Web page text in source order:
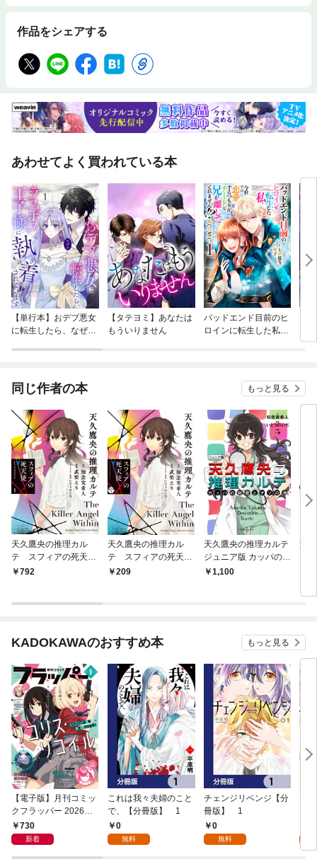
作品をシェアする
あわせてよく買われている本
【単行本】おデブ悪女
に転生したら、なぜか
【タテヨミ】あなたは
もういりません
バッドエンド目前のヒ
ロインに転生した私、
同じ作者の本 もっと見る
天久鷹央の推理カル
テ スフィアの死天使
（１）
792
天久鷹央の推理カル
テ スフィアの死天
使 分冊版（１）
209
天久鷹央の推理カルテ
ジュニア版 カッパの秘
密とナゾの池
1,100
涼
KADOKAWAのおすすめ本 もっと見る
【電子版】月刊コミッ
クフラッパー 2026年9
月号730
新着
これは我々夫婦のこと
で、【分冊版】 1
0
無料
チェンジリベンジ【分
冊版】 1
0
無料
チ